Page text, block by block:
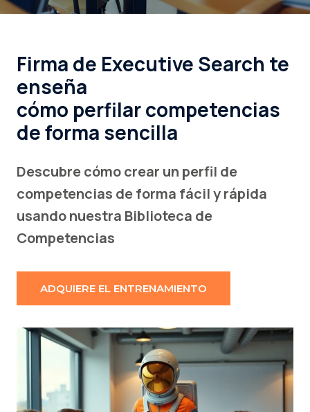
Firma de Executive Search te
enseña
cómo perfilar competencias
de forma sencilla
Descubre cómo crear un perfil de
competencias de forma fácil y rápida
usando nuestra Biblioteca de
Competencias
ADQUIERE EL ENTRENAMIENTO